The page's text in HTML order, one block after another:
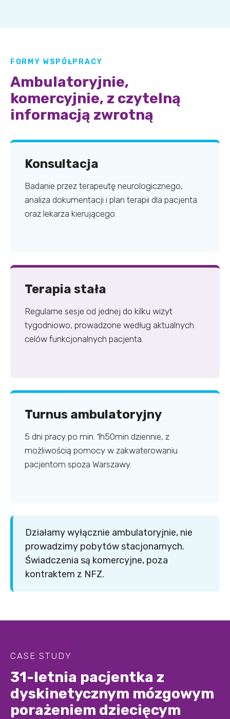
FORMY WSPÓŁPRACY
Ambulatoryjnie,
komercyjnie, z czytelną
informacją zwrotną
Konsultacja
Badanie przez terapeutę neurologicznego,
analiza dokumentacji i plan terapii dla pacjenta
oraz lekarza kierującego.
Terapia stała
Regularne sesje od jednej do kilku wizyt
tygodniowo, prowadzone według aktualnych
celów funkcjonalnych pacjenta.
Turnus ambulatoryjny
5 dni pracy po min. 1h50min dziennie, z
możliwością pomocy w zakwaterowaniu
pacjentom spoza Warszawy.
Działamy wyłącznie ambulatoryjnie, nie
prowadzimy pobytów stacjonarnych.
Świadczenia są komercyjne, poza
kontraktem z NFZ.
CASE STUDY
31-letnia pacjentka z
dyskinetycznym mózgowym
porażeniem dziecięcym